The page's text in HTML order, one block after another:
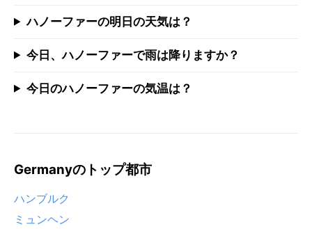
ハノーファーの明日の天気は？
今日、ハノーファーで雨は降りますか？
今日のハノーファーの気温は？
Germanyのトップ都市
ハンブルク
ミュンヘン